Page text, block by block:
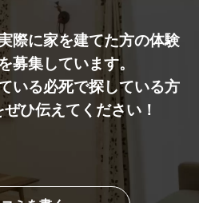
際に家を建てた⽅の体験
募集しています。
いる必死で探している方
ひ伝えてください！